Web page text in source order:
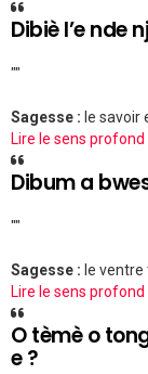
Dibiè l’e nde
""
Sagesse : le savoir
Lire le sens
Dibum a
""
Sagesse : le
Lire le sens
O tèmè o
e ?